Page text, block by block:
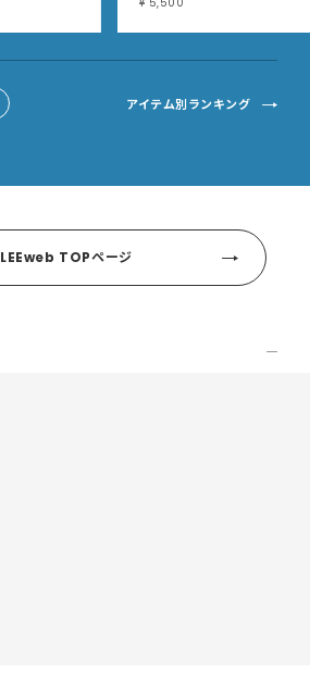
アイテム別ランキング
LEEweb TOPページ